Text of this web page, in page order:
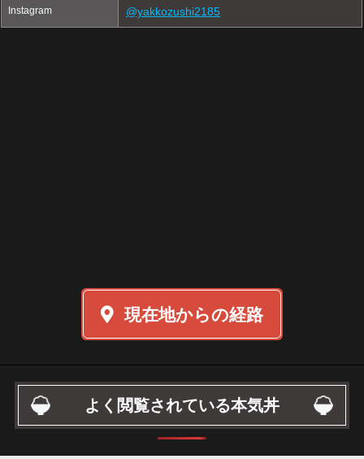
Instagram @yakkozushi2185
現在地からの経路
よく閲覧されている本気丼